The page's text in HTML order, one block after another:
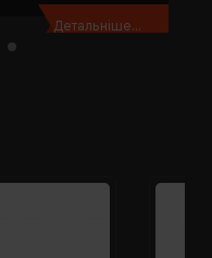
Детальніше...